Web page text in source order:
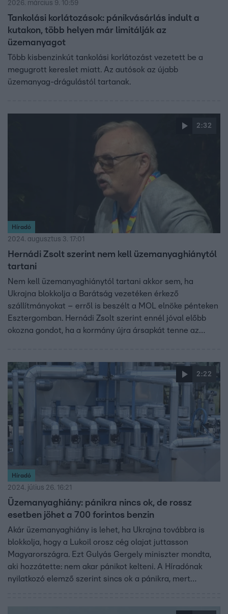
2026. március 9. 10:59
Tankolási korlátozások: pánikvásárlás indult a
kutakon, több helyen már limitálják az
üzemanyagot
Több kisbenzinkút tankolási korlátozást vezetett be a
megugrott kereslet miatt. Az autósok az újabb
üzemanyag-drágulástól tartanak.
2:32
Híradó
2024. augusztus 3. 17:01
Hernádi Zsolt szerint nem kell üzemanyaghiánytól
tartani
Nem kell üzemanyaghiánytól tartani akkor sem, ha
Ukrajna blokkolja a Barátság vezetéken érkező
szállítmányokat – erről is beszélt a MOL elnöke pénteken
Esztergomban. Hernádi Zsolt szerint ennél jóval előbb
okozna gondot, ha a kormány újra ársapkát tenne az
majd.
2:22
Híradó
2024. július 26. 16:21
Üzemanyaghiány: pánikra nincs ok, de rossz
esetben jöhet a 700 forintos benzin
Akár üzemanyaghiány is lehet, ha Ukrajna továbbra is
blokkolja, hogy a Lukoil orosz cég olajat juttasson
Magyarországra. Ezt Gulyás Gergely miniszter mondta,
aki hozzátette: nem akar pánikot kelteni. A Híradónak
nyilatkozó elemző szerint sincs ok a pánikra, mert